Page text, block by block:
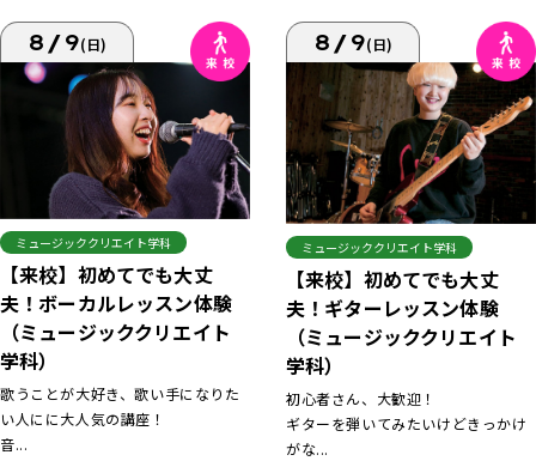
8/9(日)
ミュージッククリエイト学科
【来校】初めてでも大丈
夫！ボーカルレッスン体験
（ミュージッククリエイト
学科）
歌うことが大好き、歌い手になりた
い人にに大人気の講座！
音...
8/9(日)
ミュージッククリエイト学科
【来校】初めてでも大丈
夫！ギターレッスン体験
（ミュージッククリエイト
学科）
初心者さん、大歓迎！
ギターを弾いてみたいけどきっかけ
がな...